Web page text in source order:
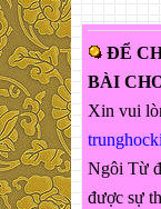
ĐỂ
BÀI
Xin vui
Ngôi Từ
được sự